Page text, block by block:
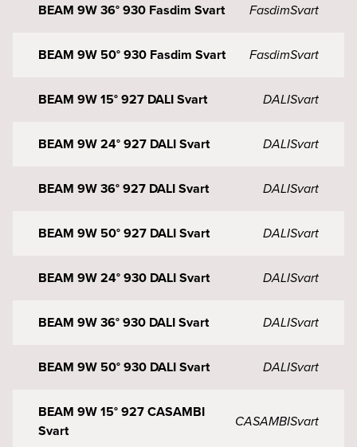
BEAM 9W 36° 930 Fasdim Svart FasdimSvart
BEAM 9W 50° 930 Fasdim Svart FasdimSvart
BEAM 9W 15° 927 DALI Svart DALISvart
BEAM 9W 24° 927 DALI Svart DALISvart
BEAM 9W 36° 927 DALI Svart DALISvart
BEAM 9W 50° 927 DALI Svart DALISvart
BEAM 9W 24° 930 DALI Svart DALISvart
BEAM 9W 36° 930 DALI Svart DALISvart
BEAM 9W 50° 930 DALI Svart DALISvart
BEAM 9W 15° 927 CASAMBI
Svart
CASAMBISvart